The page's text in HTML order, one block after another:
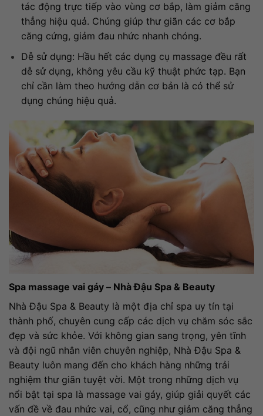
tác động trực tiếp vào vùng cơ bắp, làm giảm căng
thẳng hiệu quả. Chúng giúp thư giãn các cơ bắp
căng cứng, giảm đau nhức nhanh chóng.
Dễ sử dụng: Hầu hết các dụng cụ massage đều rất
dễ sử dụng, không yêu cầu kỹ thuật phức tạp. Bạn
chỉ cần làm theo hướng dẫn cơ bản là có thể sử
dụng chúng hiệu quả.
Spa massage vai gáy – Nhà Đậu Spa & Beauty
Nhà Đậu Spa & Beauty là một địa chỉ spa uy tín tại
thành phố, chuyên cung cấp các dịch vụ chăm sóc sắc
đẹp và sức khỏe. Với không gian sang trọng, yên tĩnh
và đội ngũ nhân viên chuyên nghiệp, Nhà Đậu Spa &
Beauty luôn mang đến cho khách hàng những trải
nghiệm thư giãn tuyệt vời. Một trong những dịch vụ
nổi bật tại spa là massage vai gáy, giúp giải quyết các
vấn đề về đau nhức vai, cổ, cũng như giảm căng thẳng